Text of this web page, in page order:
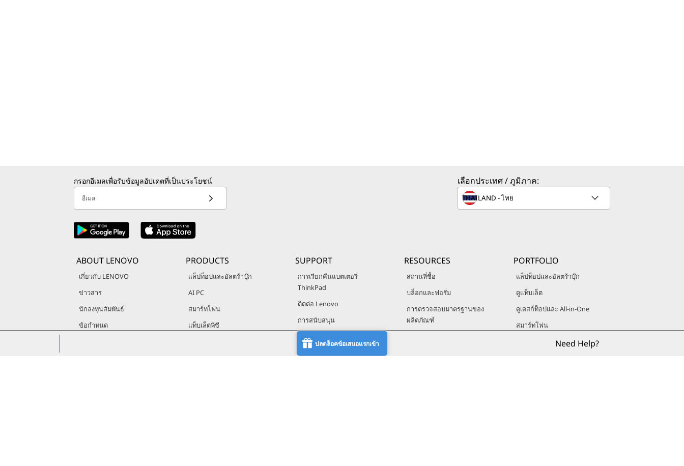
กรอกอีเมลเพื่อรับข้อมูลอัปเดตที่เป็นประโยชน์
อีเมล
เลือกประเทศ / ภูมิภาค:
ABOUT LENOVO
เกี่ยวกับ LENOVO
ข่าวสาร
นักลงทุนสัมพันธ์
ข้อกำหนด
PRODUCTS
แล็ปท็อปและอัลตร้าบุ๊ก
AI PC
สมาร์ทโฟน
แท็บเล็ตพีซี
SUPPORT
การเรียกคืนแบตเตอรี่
ThinkPad
ติดต่อ Lenovo
การสนับสนุน
คำถามที่พบบ่อย
บริการและการรับประกัน
RESOURCES
สถานที่ซื้อ
บล็อกและฟอรั่ม
การตรวจสอบมาตรฐานของ
ผลิตภัณฑ์
PORTFOLIO
แล็ปท็อปและอัลตร้าบุ๊ก
ดูแท็บเล็ต
ดูเดสก์ท็อปและ All-in-One
สมาร์ทโฟน
Need Help?
ปลดล็อคข้อเสนอแรกเข้า